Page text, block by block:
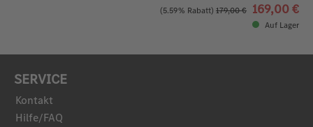
(5.59% Rabatt) 179,00 € 169,00 €
Auf Lager
SERVICE
Kontakt
Hilfe/FAQ